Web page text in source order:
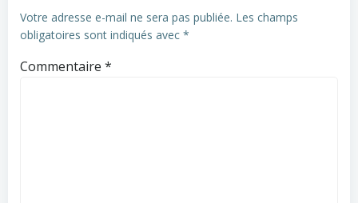
Votre adresse e-mail ne sera pas publiée. Les champs
obligatoires sont indiqués avec *
Commentaire *